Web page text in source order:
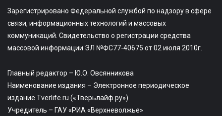
Зарегистрировано Федеральной службой по надзору в сфере
связи, информационных технологий и массовых
коммуникаций. Свидетельство о регистрации средства
массовой информации ЭЛ №ФС77-40675 от 02 июля 2010г.
Главный редактор – Ю.О. Овсянникова
Наименование издания – Электронное периодическое
издание Tverlife.ru («Тверьлайф.ру»)
Учредитель – ГАУ «РИА «Верхневолжье»